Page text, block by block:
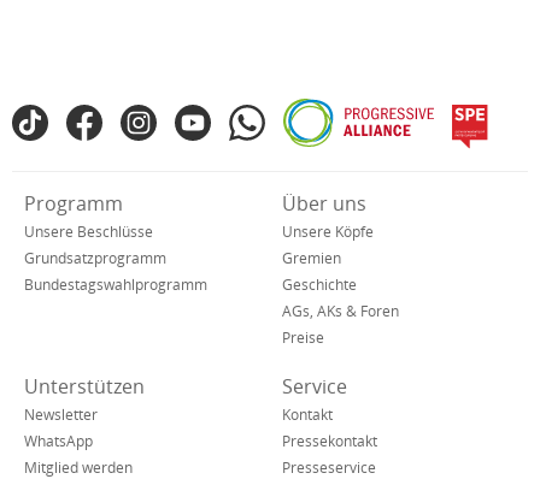
Fußbereich
SPD
sozialen
Netzwerken
TikTokFacebookInstagramYouTubeWhatsAppProgressive
Alliance
Verkürzte
Navigation
Programm
Unsere Beschlüsse
Grundsatzprogramm
Bundestagswahlprogramm
Über uns
Unsere Köpfe
Gremien
Geschichte
AGs, AKs & Foren
Preise
Unterstützen
Newsletter
WhatsApp
Mitglied werden
Service
Kontakt
Pressekontakt
Presseservice